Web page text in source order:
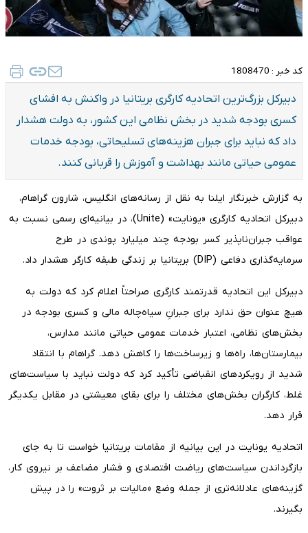
کد خبر : 1808470
دبیرکل بزرگ‌ترین اتحادیه کارگری بریتانیا در واکنش به افشای
کسری بودجه شدید در بخش نظامی این کشور، به دولت هشدار
داد که نباید برای جبران هزینه‌های تسلیحاتی، بودجه خدمات
عمومی حیاتی مانند بهداشت و آموزش را قربانی کنند.
به گزارش خبرنگار ایلنا به نقل از رسانه‌های انگلیس، شارون گراهام،
دبیرکل اتحادیه کارگری «یونایت» (Unite)، در بیانیه‌ای رسمی نسبت به
عواقب جبران‌ناپذیر کسر بودجه چند میلیارد پوندی در طرح
سرمایه‌گذاری دفاعی (DIP) بریتانیا بر زندگی طبقه کارگر هشدار داد.
​دبیرکل این اتحادیه قدرتمند کارگری صراحتاً اعلام کرد که دولت به
هیچ عنوان حق ندارد برای جبرانِ سیاه‌چاله مالی و کسری بودجه در
بخش‌های نظامی، اعتبار خدمات عمومی حیاتی مانند مدارس،
بیمارستان‌ها، راه‌ها و زیرساخت‌ها را کاهش دهد. گراهام با انتقاد
شدید از رویکردهای انقباضی تأکید کرد که دولت نباید با سیاست‌های
غلط، کارگران بخش‌های مختلف را برای بقای معیشتی در مقابل یکدیگر
قرار دهد.
​اتحادیه یونایت در این بیانیه از مقامات بریتانیا خواست تا به جای
بازگرداندن سیاست‌های ریاضت اقتصادی و فشار مضاعف بر نیروی کار،
گزینه‌های عادلانه‌تری از جمله وضع «مالیات بر ثروت» را در پیش
بگیرند.